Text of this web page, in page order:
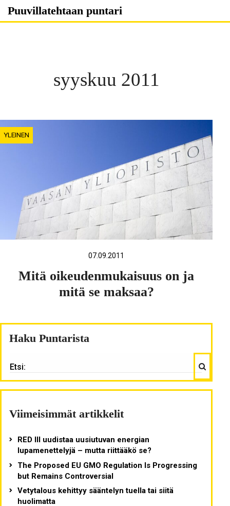
Skip
Puuvillatehtaan puntari
syyskuu 2011
YLEINEN
07.09.2011
Mitä oikeudenmukaisuus on ja
mitä se maksaa?
Haku Puntarista
Haku
Viimeisimmät artikkelit
RED III uudistaa uusiutuvan energian
lupamenettelyjä – mutta riittääkö se?
The Proposed EU GMO Regulation Is Progressing
but Remains Controversial
Vetytalous kehittyy sääntelyn tuella tai siitä
huolimatta